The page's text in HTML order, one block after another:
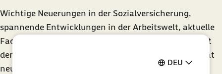
DEU
Wichtige Neuerungen in der Sozialversicherung,
spannende Entwicklungen in der Arbeitswelt, aktuelle
Fachseminare oder Tipps für die gesunde Arbeit – mit
dem kostenlosen Newsletter erhalten Sie jeden Monat
neue Impulse für Ihr